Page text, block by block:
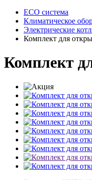
ECO система
Климатическое
Электрические
Комплект для
Комплект